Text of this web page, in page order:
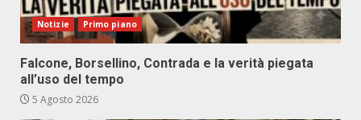
Notizie Primo piano
Falcone, Borsellino, Contrada e la verità piegata
all’uso del tempo
5 Agosto 2026